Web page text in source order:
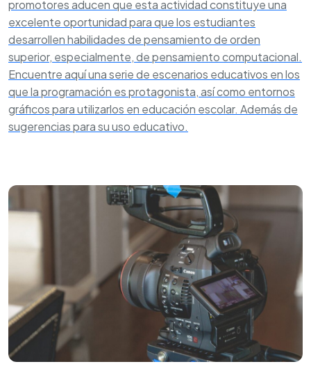
promotores aducen que esta actividad constituye una
excelente oportunidad para que los estudiantes
desarrollen habilidades de pensamiento de orden
superior, especialmente, de pensamiento computacional.
Encuentre aquí una serie de escenarios educativos en los
que la programación es protagonista, así como entornos
gráficos para utilizarlos en educación escolar. Además de
sugerencias para su uso educativo.